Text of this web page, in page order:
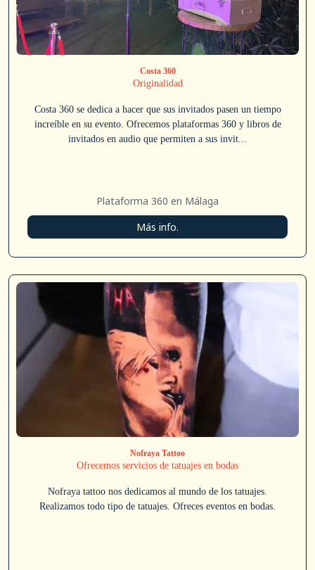
Costa 360
Originalidad
Costa 360 se dedica a hacer que sus invitados pasen un tiempo
increíble en su evento. Ofrecemos plataformas 360 y libros de
invitados en audio que permiten a sus invit...
Plataforma 360 en Málaga
Más info.
Nofraya Tattoo
Ofrecemos servicios de tatuajes en bodas
Nofraya tattoo nos dedicamos al mundo de los tatuajes.
Realizamos todo tipo de tatuajes. Ofreces eventos en bodas.